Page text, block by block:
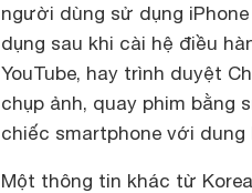
người dùng sử dụng
dụng sau khi cài hệ điều
YouTube, hay trình duyệt
chụp ảnh, quay phim bằng
chiếc smartphone với
Một thông tin khác từ